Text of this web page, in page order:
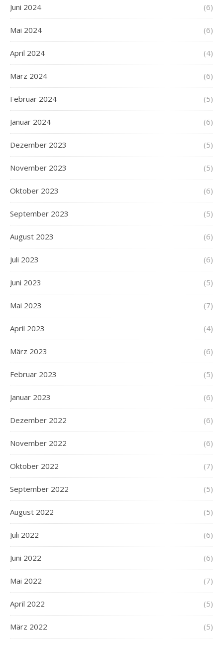
Juni 2024 (6)
Mai 2024 (6)
April 2024 (4)
März 2024 (6)
Februar 2024 (5)
Januar 2024 (6)
Dezember 2023 (5)
November 2023 (5)
Oktober 2023 (6)
September 2023 (5)
August 2023 (6)
Juli 2023 (6)
Juni 2023 (5)
Mai 2023 (7)
April 2023 (4)
März 2023 (6)
Februar 2023 (5)
Januar 2023 (6)
Dezember 2022 (6)
November 2022 (6)
Oktober 2022 (7)
September 2022 (5)
August 2022 (5)
Juli 2022 (6)
Juni 2022 (6)
Mai 2022 (7)
April 2022 (5)
März 2022 (5)